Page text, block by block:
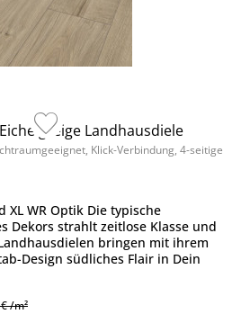
greige Landhausdiele
Klick-Verbindung, 4-seitige
XL WR Optik Die typische
Dekors strahlt zeitlose Klasse und
bringen mit ihrem
Design südliches Flair in Dein
/m²